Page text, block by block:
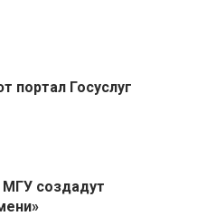
портал Госуслуг
создадут